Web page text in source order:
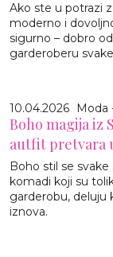
Ako ste u potrazi
moderno i
sigurno – dobro
garderoberu
10.04.2026 Moda
Boho magija iz
autfit pretvara
Boho stil se
komadi koji su
garderobu, deluju
iznova.